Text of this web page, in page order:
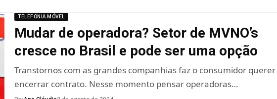
TELEFONIA MÓVEL
Mudar de operadora? Setor de MVNO’s
cresce no Brasil e pode ser uma opção
Transtornos com as grandes companhias faz o consumidor querer
encerrar contrato. Nesse momento pensar operadoras…